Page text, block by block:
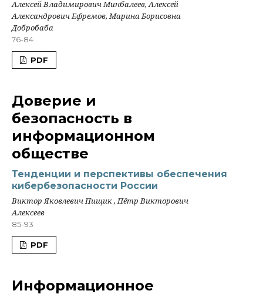
Алексей Владимирович Минбалеев, Алексей
Александрович Ефремов, Марина Борисовна
Добробаба
76-84
PDF
Доверие и
безопасность в
информационном
обществе
Тенденции и перспективы обеспечения
кибербезопасности России
Виктор Яковлевич Пищик , Пётр Викторович
Алексеев
85-93
PDF
Информационное